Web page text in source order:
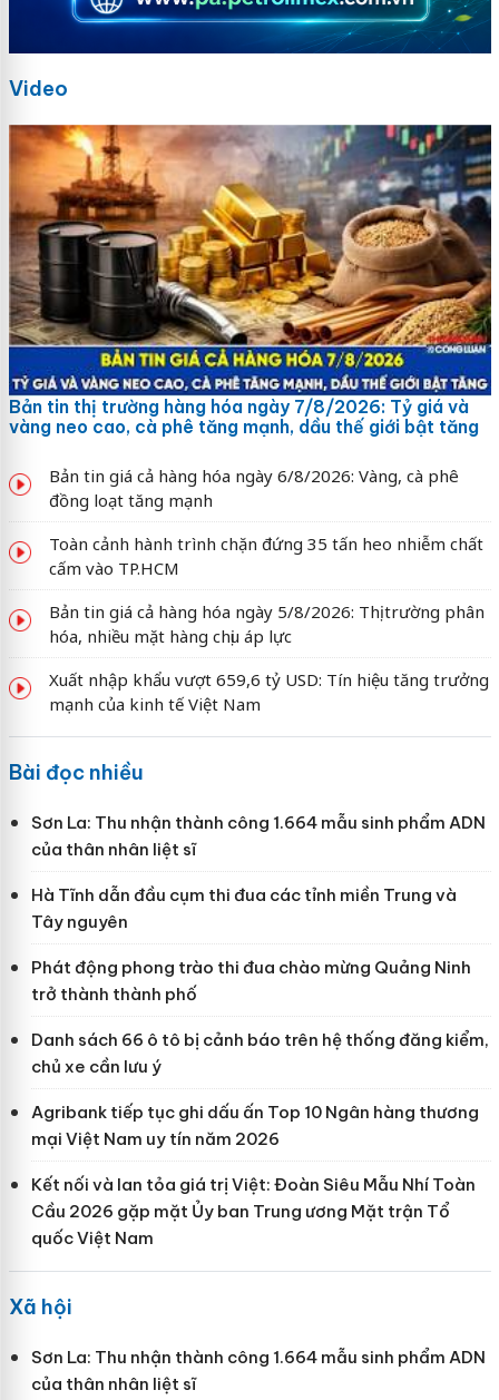
Video
Bản tin thị trường hàng hóa ngày 7/8/2026: Tỷ giá và
vàng neo cao, cà phê tăng mạnh, dầu thế giới bật tăng
Bản tin giá cả hàng hóa ngày 6/8/2026: Vàng, cà phê
đồng loạt tăng mạnh
Toàn cảnh hành trình chặn đứng 35 tấn heo nhiễm chất
cấm vào TP.HCM
Bản tin giá cả hàng hóa ngày 5/8/2026: Thị trường phân
hóa, nhiều mặt hàng chịu áp lực
Xuất nhập khẩu vượt 659,6 tỷ USD: Tín hiệu tăng trưởng
mạnh của kinh tế Việt Nam
Bài đọc nhiều
Sơn La: Thu nhận thành công 1.664 mẫu sinh phẩm ADN
của thân nhân liệt sĩ
Hà Tĩnh dẫn đầu cụm thi đua các tỉnh miền Trung và
Tây nguyên
Phát động phong trào thi đua chào mừng Quảng Ninh
trở thành thành phố
Danh sách 66 ô tô bị cảnh báo trên hệ thống đăng kiểm,
chủ xe cần lưu ý
Agribank tiếp tục ghi dấu ấn Top 10 Ngân hàng thương
mại Việt Nam uy tín năm 2026
Kết nối và lan tỏa giá trị Việt: Đoàn Siêu Mẫu Nhí Toàn
Cầu 2026 gặp mặt Ủy ban Trung ương Mặt trận Tổ
quốc Việt Nam
Xã hội
Sơn La: Thu nhận thành công 1.664 mẫu sinh phẩm ADN
của thân nhân liệt sĩ